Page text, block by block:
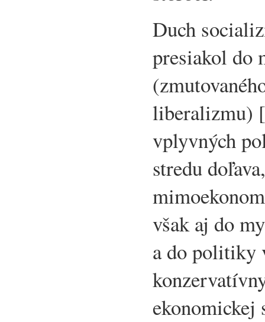
Duch
presiakol do
liberalizmu)
vplyvných
stredu
však aj do
a do politiky
ekonomickej